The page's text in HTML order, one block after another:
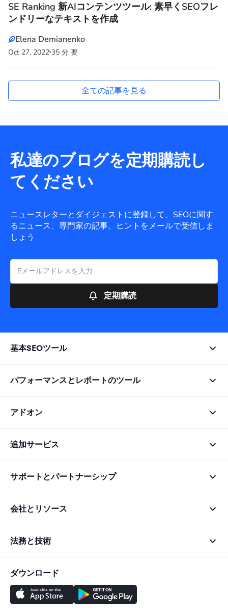
SE Ranking 新AIコンテンツツール: 素早くSEOフレ
ンドリーなテキストを作成
Elena Demianenko
Oct 27, 2022 35 分 要
全ての記事を見る
私達のブログを定期購読し
てください
ニュースレターとダイジェストに登録して、SEOに関す
るニュース、専門家の記事、ヒントをメールで受信しま
しょう
定期購読
基本SEOツール
パフォーマンスとレポートのツール
アドオン
追加サービス
サポートとパートナーシップ
会社とリソース
法務と技術
ダウンロード